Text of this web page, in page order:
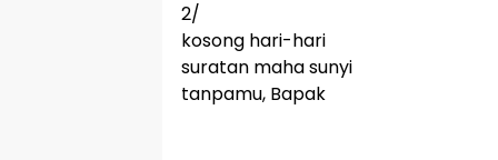
2/
kosong hari-hari
suratan maha sunyi
tanpamu, Bapak